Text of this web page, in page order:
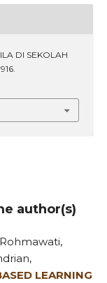
DI SEKOLAH
author(s)
LEARNING